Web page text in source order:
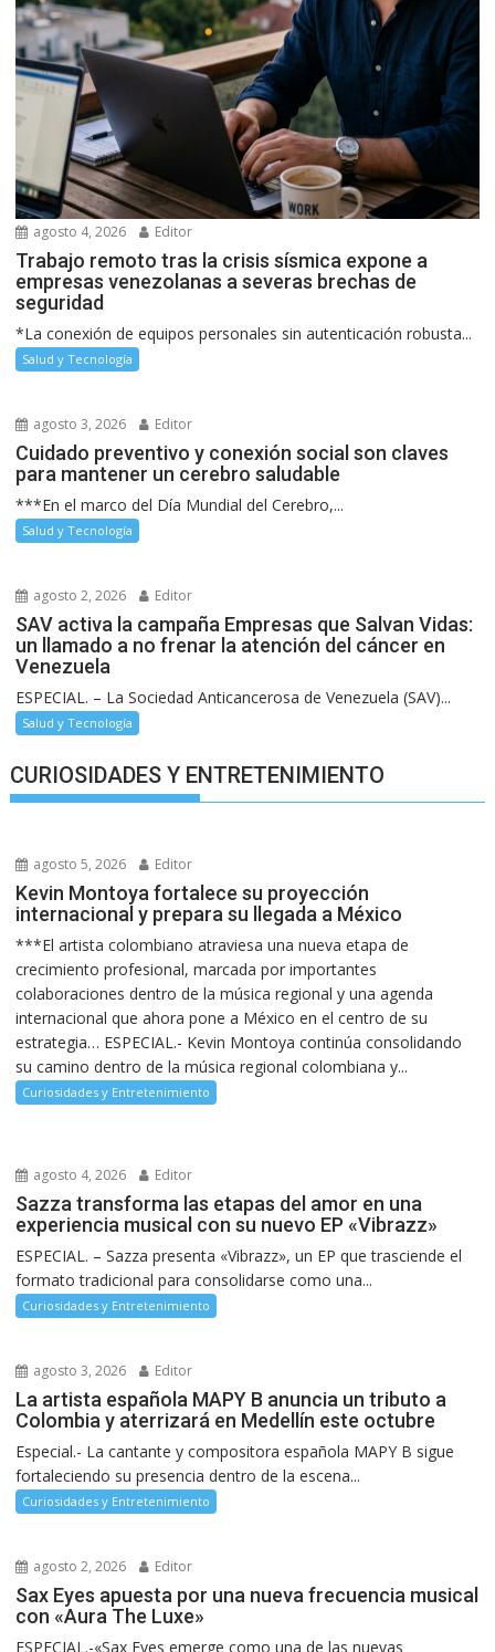
agosto 4, 2026 Editor
Trabajo remoto tras la crisis sísmica expone a
empresas venezolanas a severas brechas de
seguridad
*La conexión de equipos personales sin autenticación robusta...
Salud y Tecnología
agosto 3, 2026 Editor
Cuidado preventivo y conexión social son claves
para mantener un cerebro saludable
***En el marco del Día Mundial del Cerebro,...
Salud y Tecnología
agosto 2, 2026 Editor
SAV activa la campaña Empresas que Salvan Vidas:
un llamado a no frenar la atención del cáncer en
Venezuela
ESPECIAL. – La Sociedad Anticancerosa de Venezuela (SAV)...
Salud y Tecnología
CURIOSIDADES Y ENTRETENIMIENTO
agosto 5, 2026 Editor
Kevin Montoya fortalece su proyección
internacional y prepara su llegada a México
***El artista colombiano atraviesa una nueva etapa de
crecimiento profesional, marcada por importantes
colaboraciones dentro de la música regional y una agenda
internacional que ahora pone a México en el centro de su
estrategia… ESPECIAL.- Kevin Montoya continúa consolidando
su camino dentro de la música regional colombiana y...
Curiosidades y Entretenimiento
agosto 4, 2026 Editor
Sazza transforma las etapas del amor en una
experiencia musical con su nuevo EP «Vibrazz»
ESPECIAL. – Sazza presenta «Vibrazz», un EP que trasciende el
formato tradicional para consolidarse como una...
Curiosidades y Entretenimiento
agosto 3, 2026 Editor
La artista española MAPY B anuncia un tributo a
Colombia y aterrizará en Medellín este octubre
Especial.- La cantante y compositora española MAPY B sigue
fortaleciendo su presencia dentro de la escena...
Curiosidades y Entretenimiento
agosto 2, 2026 Editor
Sax Eyes apuesta por una nueva frecuencia musical
con «Aura The Luxe»
ESPECIAL.-«Sax Eyes emerge como una de las nuevas